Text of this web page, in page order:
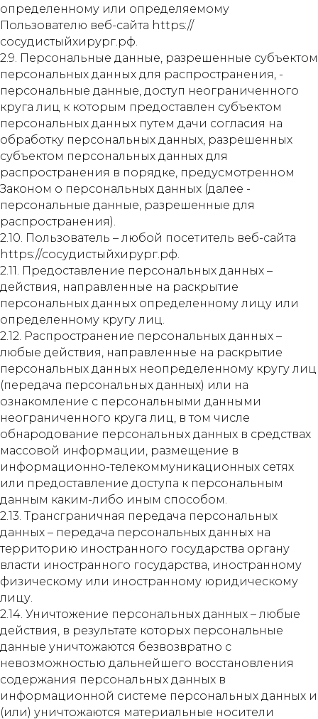
определенному или определяемому
Пользователю веб-сайта https://
сосудистыйхирург.рф.
2.9. Персональные данные, разрешенные субъектом
персональных данных для распространения, -
персональные данные, доступ неограниченного
круга лиц к которым предоставлен субъектом
персональных данных путем дачи согласия на
обработку персональных данных, разрешенных
субъектом персональных данных для
распространения в порядке, предусмотренном
Законом о персональных данных (далее -
персональные данные, разрешенные для
распространения).
2.10. Пользователь – любой посетитель веб-сайта
https://сосудистыйхирург.рф.
2.11. Предоставление персональных данных –
действия, направленные на раскрытие
персональных данных определенному лицу или
определенному кругу лиц.
2.12. Распространение персональных данных –
любые действия, направленные на раскрытие
персональных данных неопределенному кругу лиц
(передача персональных данных) или на
ознакомление с персональными данными
неограниченного круга лиц, в том числе
обнародование персональных данных в средствах
массовой информации, размещение в
информационно-телекоммуникационных сетях
или предоставление доступа к персональным
данным каким-либо иным способом.
2.13. Трансграничная передача персональных
данных – передача персональных данных на
территорию иностранного государства органу
власти иностранного государства, иностранному
физическому или иностранному юридическому
лицу.
2.14. Уничтожение персональных данных – любые
действия, в результате которых персональные
данные уничтожаются безвозвратно с
невозможностью дальнейшего восстановления
содержания персональных данных в
информационной системе персональных данных и
(или) уничтожаются материальные носители